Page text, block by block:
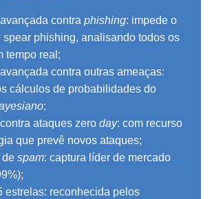
contra phishing: impede o
spear phishing, analisando todos os
tempo real;
contra outras ameaças:
cálculos de probabilidades do
;
ataques zero day: com recurso
que prevê novos ataques;
de spam: captura líder de mercado
estrelas: reconhecida pelos